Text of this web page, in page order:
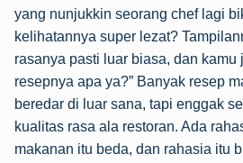
yang nunjukkin seorang chef lagi
kelihatannya super lezat?
rasanya pasti luar biasa, dan kamu
resepnya apa ya?” Banyak resep
beredar di luar sana, tapi enggak
kualitas rasa ala restoran. Ada
makanan itu beda, dan rahasia itu